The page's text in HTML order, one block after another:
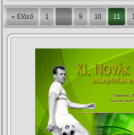
« Előző 1 … 9 10 11